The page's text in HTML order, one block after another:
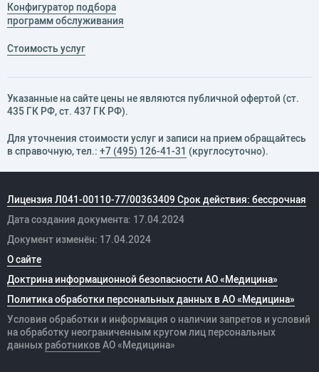
Конфигуратор подбора
программ обслуживания
Стоимость услуг
Указанные на сайте цены не являются публичной офертой (ст.
435 ГК РФ, cт. 437 ГК РФ).
Для уточнения стоимости услуг и записи на прием обращайтесь
в справочную, тел.: +7 (495) 126-41-31 (круглосуточно).
Лицензия Л041-00110-77/00363409 Срок действия: бессрочная
Дата создания документа: 17.04.2024
Документ изменён: 17.04.2024
О сайте
Доктрина информационной безопасности АО «Медицина»
Политика обработки персональных данных в АО «Медицина»
Условия обработки и информация о наличии запретов и условий
на обработку неограниченным кругом лиц персональных
данных работников АО «Медицина»